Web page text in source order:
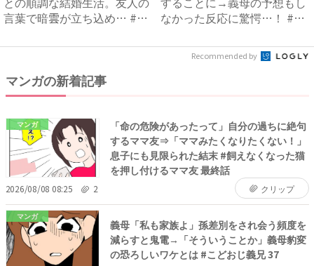
言葉で暗雲が立ち込め… #
なかった反応に驚愕…！ #
Recommended by
マンガの新着記事
マンガ
「命の危険があったって」自分の過ちに絶句
するママ友⇒「ママみたくなりたくない！」
息子にも見限られた結末 #飼えなくなった猫
を押し付けるママ友 最終話
2026/08/08 08:25 2 クリップ
マンガ
義母「私も家族よ」孫差別をされ会う頻度を
減らすと鬼電→「そういうことか」義母豹変
の恐ろしいワケとは #こどおじ義兄 37